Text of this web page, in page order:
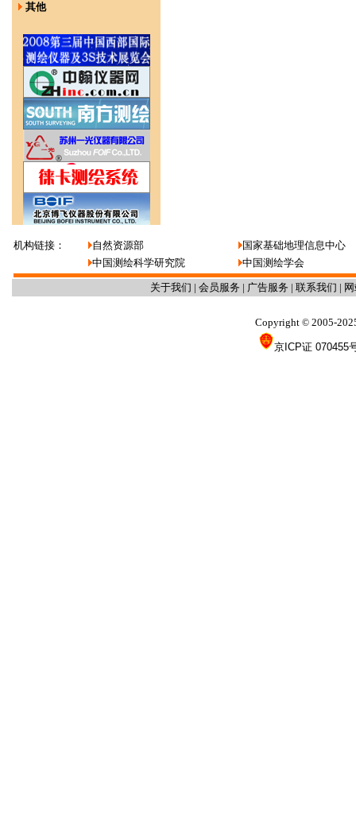
其他
机构链接： 自然资源部
国家基础地理信息中心
中国测绘科学研究院
中国测绘学会
关于我们 | 会员服务 | 广告服务 | 联系我们 |
Copyright © 2005-
京ICP证 070455